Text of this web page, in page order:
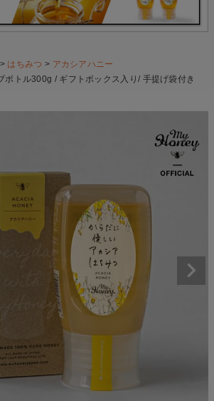
はちみつ
アカシアハニー
ボトル300g / ギフトボックス入り/ 手提げ袋付き